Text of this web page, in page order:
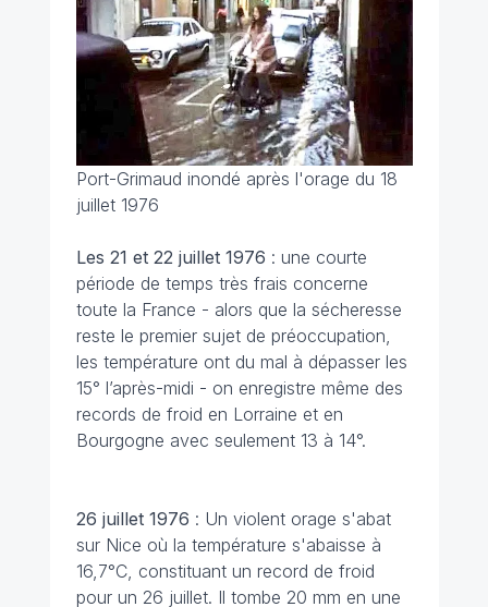
Port-Grimaud inondé après l'orage du 18
juillet 1976
Les 21 et 22 juillet 1976 : une courte
période de temps très frais concerne
toute la France - alors que la sécheresse
reste le premier sujet de préoccupation,
les température ont du mal à dépasser les
15° l’après-midi - on enregistre même des
records de froid en Lorraine et en
Bourgogne avec seulement 13 à 14°.
26 juillet 1976 : Un violent orage s'abat
sur Nice où la température s'abaisse à
16,7°C, constituant un record de froid
pour un 26 juillet. Il tombe 20 mm en une